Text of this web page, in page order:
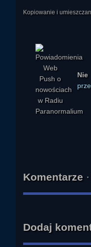
Kopiowanie i
Komentarze ·
Dodaj